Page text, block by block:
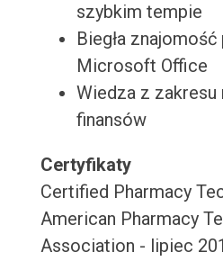
szybkim tempie
Biegła znajomość
Microsoft Office
Wiedza z
finansów
Certyfikaty
Certified Pharmacy
American Pharmacy
Association - lipiec